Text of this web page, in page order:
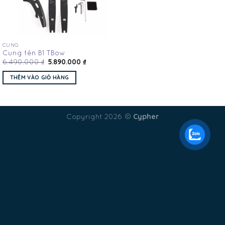
CUNG
Cung tên B1 TBow
6.490.000₫ 5.890.000 ₫
THÊM VÀO GIỎ HÀNG
Copyright 2026 © Cypher